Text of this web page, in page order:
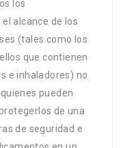
los
alcance de los
(tales como los
que contienen
e inhaladores) no
pueden
de una
de seguridad e